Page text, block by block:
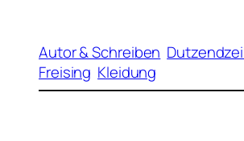
Autor & Schreiben
Freising Kleidung